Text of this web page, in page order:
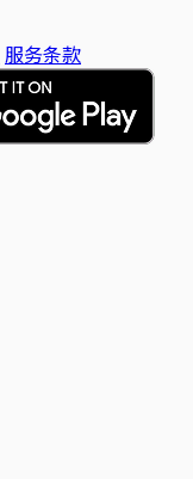
服务条款